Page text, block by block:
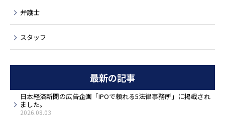
弁護士
スタッフ
最新の記事
日本経済新聞の広告企画「IPOで頼れる5法律事務所」に掲載され
ました。
2026.08.03